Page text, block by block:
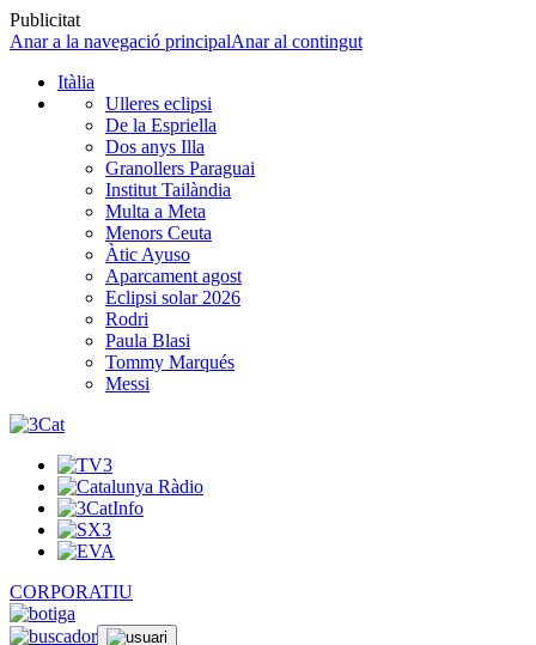
Publicitat
Anar a la navegació principalAnar al contingut
Itàlia
Ulleres eclipsi
De la Espriella
Dos anys Illa
Granollers Paraguai
Institut Tailàndia
Multa a Meta
Menors Ceuta
Àtic Ayuso
Aparcament agost
Eclipsi solar 2026
Rodri
Paula Blasi
Tommy Marqués
Messi
CORPORATIU